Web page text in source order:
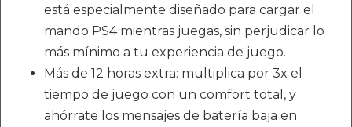
está especialmente diseñado para cargar el
mando PS4 mientras juegas, sin perjudicar lo
más mínimo a tu experiencia de juego.
Más de 12 horas extra: multiplica por 3x el
tiempo de juego con un comfort total, y
ahórrate los mensajes de batería baja en